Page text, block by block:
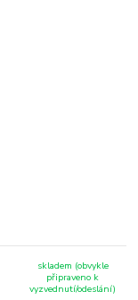
skladem (obvykle
připraveno k
vyzvednutí/odeslání)